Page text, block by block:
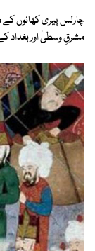
چارلس پیری کھانوں
مشرقِ وسطیٰ اور بغداد